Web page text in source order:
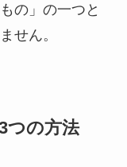
の」の一つと
せん。
つの方法